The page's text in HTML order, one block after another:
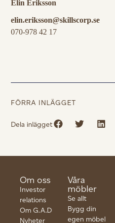
Elin Eriksson
elin.eriksson@skillscorp.se
070-978 42 17
FÖRRA INLÄGGET
Dela inlägget
Om oss
Investor
relations
Om G.A.D
Nyheter
Våra
möbler
Se allt
Bygg din
egen möbel